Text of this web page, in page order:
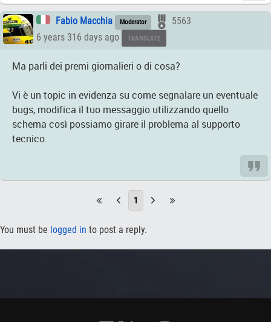
Fabio Macchia Moderator
5563
6 years 316 days ago
TRANSLATE
Ma parli dei premi giornalieri o di cosa?
Vi è un topic in evidenza su come segnalare un eventuale
bugs, modifica il tuo messaggio utilizzando quello
schema così possiamo girare il problema al supporto
tecnico.
1
You must be logged in to post a reply.